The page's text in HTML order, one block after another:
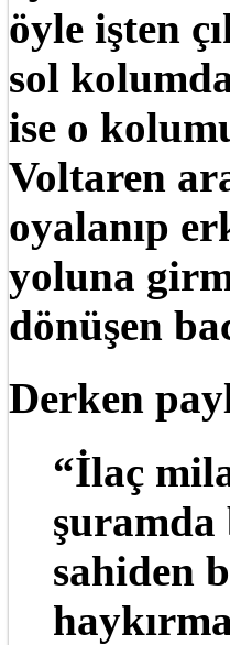
öyle işten
sol
ise o
Voltaren
oyalanıp
yoluna
dönüşen
Derken
“İlaç
sahiden